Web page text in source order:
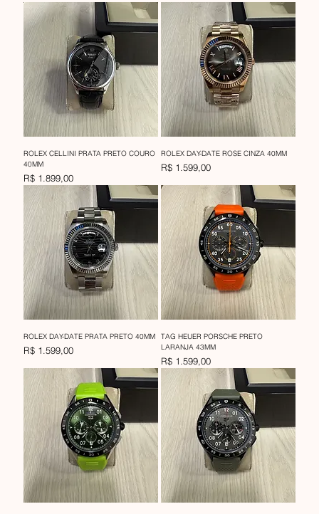
ROLEX CELLINI PRATA PRETO COURO
40MM
Preço
R$ 1.899,00
ROLEX DAY-DATE ROSE CINZA 40MM
Preço
R$ 1.599,00
ROLEX DAY-DATE PRATA PRETO 40MM
Preço
R$ 1.599,00
TAG HEUER PORSCHE PRETO
LARANJA 43MM
Preço
R$ 1.599,00